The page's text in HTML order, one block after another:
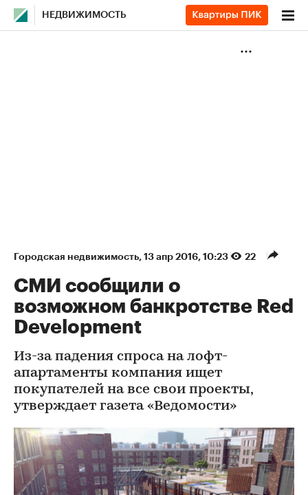
НЕДВИЖИМОСТЬ
Городская недвижимость⁠, 13 апр 2016, 10:23 22
СМИ сообщили о
возможном банкротстве Red
Development
Из-за падения спроса на лофт-
апартаменты компания ищет
покупателей на все свои проекты,
утверждает газета «Ведомости»